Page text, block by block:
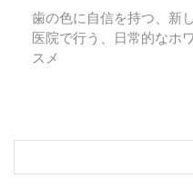
元前756年に37歳で非業の死を遂
げた楊貴妃を偲んで、盛唐の詩人
杜甫が詠んだ詩の中に出てくる言
葉で、もともとは楊貴妃の美しさ
歯の色に自信を持つ、新
医院で行う、日常的なホ
スメ